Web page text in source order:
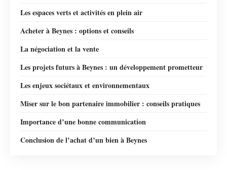
Les espaces verts et activités en plein air
Acheter à Beynes : options et conseils
La négociation et la vente
Les projets futurs à Beynes : un développement prometteur
Les enjeux sociétaux et environnementaux
Miser sur le bon partenaire immobilier : conseils pratiques
Importance d’une bonne communication
Conclusion de l’achat d’un bien à Beynes